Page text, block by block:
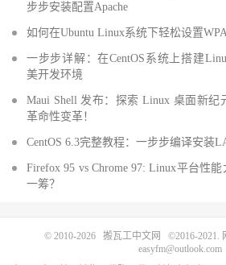
步步安装配置Apache
如何在Ubuntu Linux系统下轻松设置
一步步详解：在CentOS系统上搭建
美开发环境
Maui Shell 发布：探索 Linux 桌面新纪
革命性变革！
CentOS 6.3完整教程：一步步编译安装
Firefox 95 vs Chrome 97: Linux平台性
一筹？
© 2010-2026 搬瓦工中文网 ©2016-2021.
easyfm@outlook.com